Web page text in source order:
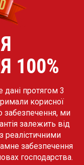
100%
протягом 3
корисної
забезпечення, ми
залежить від
забезпечення
господарства.